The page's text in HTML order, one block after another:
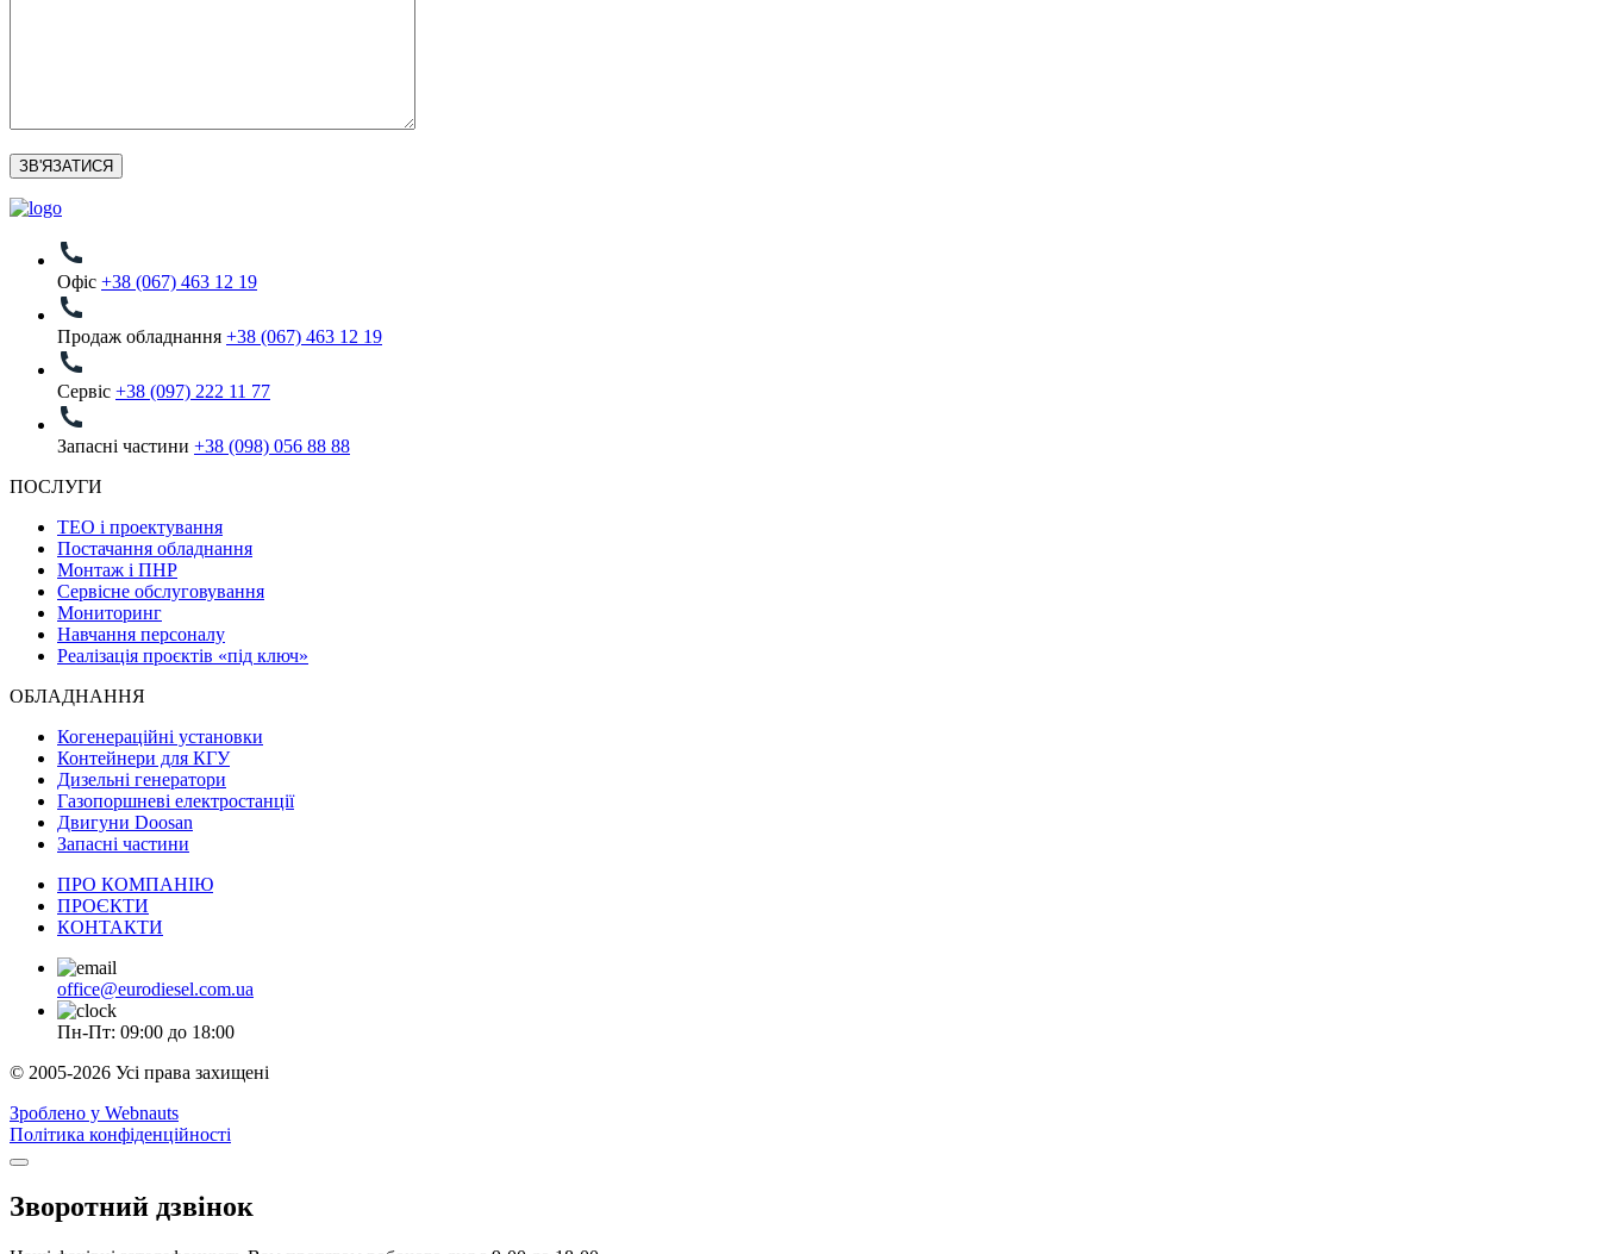
Офіс +38 (067) 463 12 19
Продаж обладнання +38 (067) 463 12 19
Сервіс +38 (097) 222 11 77
Запасні частини +38 (098) 056 88 88
ПОСЛУГИ
ТЕО і проектування
Постачання обладнання
Монтаж і ПНР
Сервісне обслуговування
Мониторинг
Навчання персоналу
Реалізація проєктів «під ключ»
ОБЛАДНАННЯ
Когенераційні установки
Контейнери для КГУ
Дизельні генератори
Газопоршневі електростанції
Двигуни Doosan
Запасні частини
ПРО КОМПАНІЮ
ПРОЄКТИ
КОНТАКТИ
office@eurodiesel.com.ua
Пн-Пт: 09:00 до 18:00
© 2005-2026 Усі права захищені
Зроблено у Webnauts
Політика конфіденційності
Зворотний дзвінок